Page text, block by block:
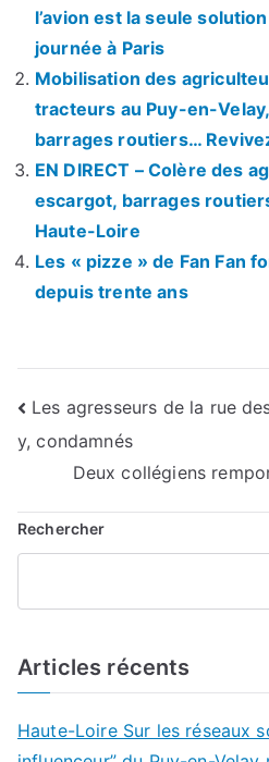
l’avion est la seule
journée à Paris
Mobilisation des
tracteurs au Puy-en-
barrages routiers…
EN DIRECT – Colère des
escargot, barrages
Haute-Loire
Les « pizze » de Fan Fan
depuis trente ans
Navigation
de
l’article
Les agresseurs de la rue
y, condamnés
Deux collégiens
Rechercher
Articles récents
Haute-Loire Sur les réseaux